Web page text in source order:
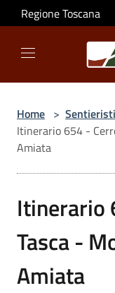
Salta al contenuto
Regione Toscana
Home >
Itinerario 654 -
Amiata
Itinerario
Tasca -
Amiata